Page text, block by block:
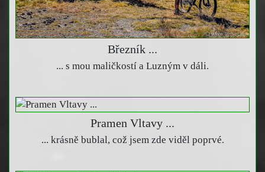
Březník ...
... s mou maličkostí a Luzným v dáli.
Pramen Vltavy ...
... krásně bublal, což jsem zde viděl poprvé.